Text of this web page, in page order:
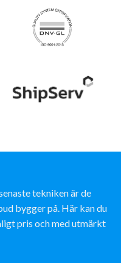
tekniken är de
bygger på. Här kan du
pris och med utmärkt